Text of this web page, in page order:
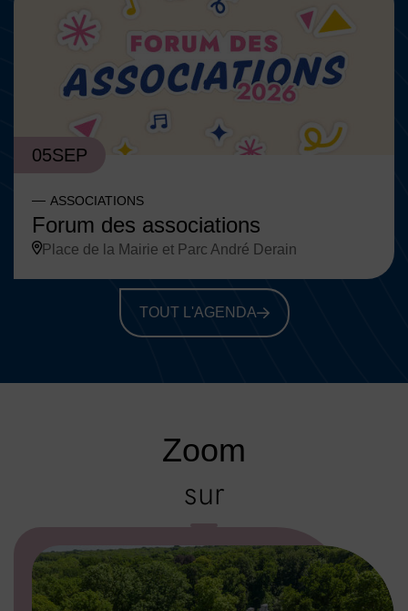
Forum des associations
ASSOCIATIONS
Place de la Mairie et Parc André Derain
05SEP
TOUT L'AGENDA
Zoom
sur